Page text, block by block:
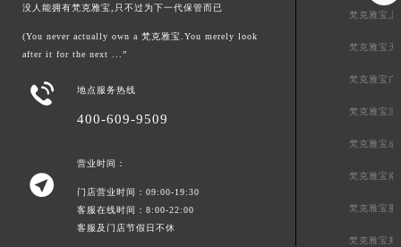
没人能拥有梵克雅宝,只不过为下一代保管而已
(You never actually own a 梵克雅宝.You merely look
after it for the next ...”
 地点服务热线
400-609-9509

营业时间：
门店营业时间：09:00-19:30
客服在线时间：8:00-22:00
客服及门店节假日不休
梵克雅宝上
梵克雅宝天
梵克雅宝广
梵克雅宝深
梵克雅宝成
梵克雅宝南
梵克雅宝重
梵克雅宝郑